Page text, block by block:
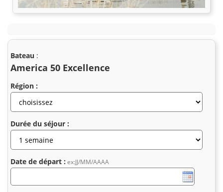
Bateau :
America 50 Excellence
Région :
Durée du séjour :
Date de départ : ex:JJ/MM/AAAA